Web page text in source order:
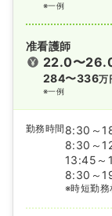
※一例
准看護師
22.0〜
284〜336万
※一例
勤務時間 8:30～
8:30～
13:45～
8:30～
※時短勤務